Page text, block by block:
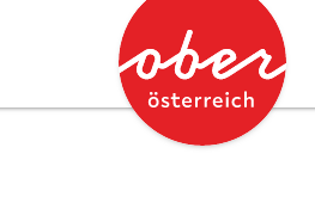
Zum Inhalt
Zum Seitenanfang Accesskey